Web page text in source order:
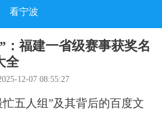
看宁波
：福建一省级赛事获奖名
全
12-07 08:55:27
五人组”及其背后的百度文